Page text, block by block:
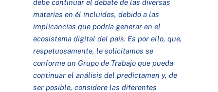
debe continuar el debate de las diversas
materias en él incluidos, debido a las
implicancias que podría generar en el
ecosistema digital del país. Es por ello, que,
respetuosamente, le solicitamos se
conforme un Grupo de Trabajo que pueda
continuar el análisis del predictamen y, de
ser posible, considere las diferentes